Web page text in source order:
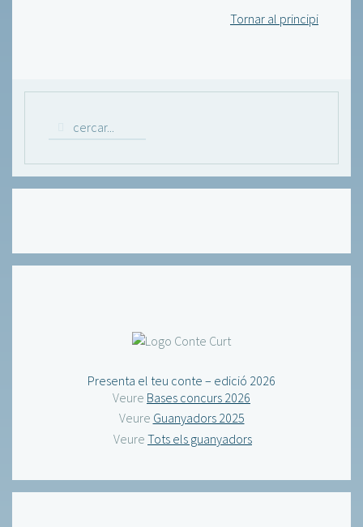
Tornar al principi
Presenta el teu conte – edició 2026
Veure Bases concurs 2026
Veure Guanyadors 2025
Veure Tots els guanyadors